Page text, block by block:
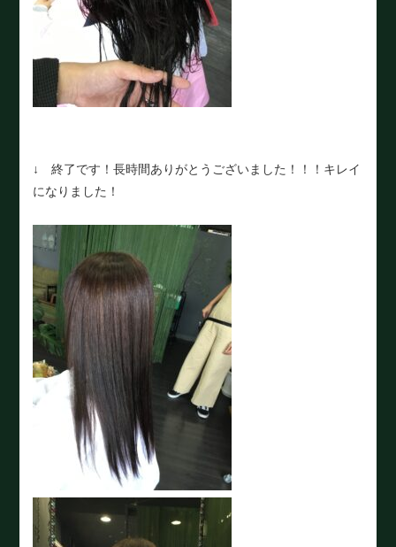
↓ 終了です！長時間ありがとうございました！！！キレイ
になりました！